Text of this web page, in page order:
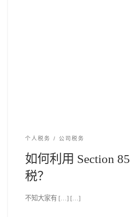
个人税务 公司税务
如何利用 Section
税？
不知大家有 […] […]